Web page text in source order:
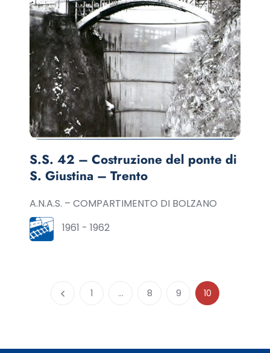
S.S. 42 – Costruzione del ponte di
S. Giustina – Trento
A.N.A.S. – COMPARTIMENTO DI BOLZANO
1961 - 1962
1 … 8 9 10